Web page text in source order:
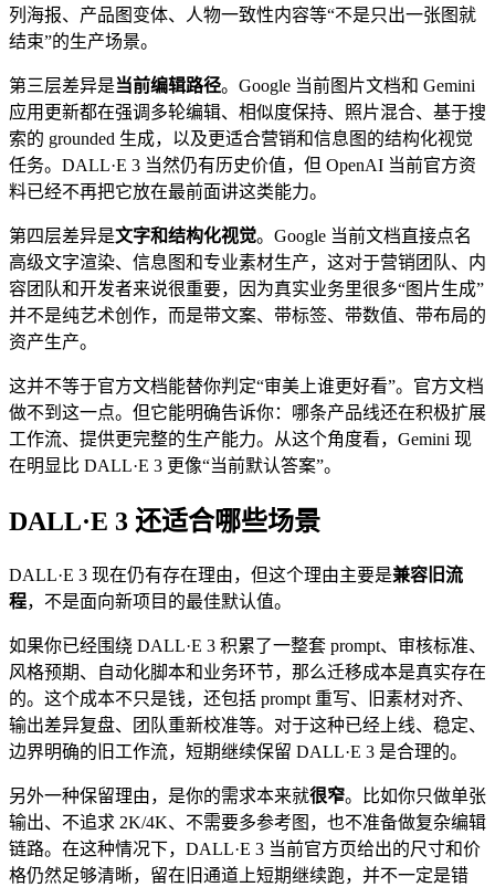
列海报、产品图变体、人物一致性内容等“不是只出一张图就
结束”的生产场景。
第三层差异是当前编辑路径。Google 当前图片文档和 Gemini
应用更新都在强调多轮编辑、相似度保持、照片混合、基于搜
索的 grounded 生成，以及更适合营销和信息图的结构化视觉
任务。DALL·E 3 当然仍有历史价值，但 OpenAI 当前官方资
料已经不再把它放在最前面讲这类能力。
第四层差异是文字和结构化视觉。Google 当前文档直接点名
高级文字渲染、信息图和专业素材生产，这对于营销团队、内
容团队和开发者来说很重要，因为真实业务里很多“图片生成”
并不是纯艺术创作，而是带文案、带标签、带数值、带布局的
资产生产。
这并不等于官方文档能替你判定“审美上谁更好看”。官方文档
做不到这一点。但它能明确告诉你：哪条产品线还在积极扩展
工作流、提供更完整的生产能力。从这个角度看，Gemini 现
在明显比 DALL·E 3 更像“当前默认答案”。
DALL·E 3 还适合哪些场景
DALL·E 3 现在仍有存在理由，但这个理由主要是兼容旧流
程，不是面向新项目的最佳默认值。
如果你已经围绕 DALL·E 3 积累了一整套 prompt、审核标准、
风格预期、自动化脚本和业务环节，那么迁移成本是真实存在
的。这个成本不只是钱，还包括 prompt 重写、旧素材对齐、
输出差异复盘、团队重新校准等。对于这种已经上线、稳定、
边界明确的旧工作流，短期继续保留 DALL·E 3 是合理的。
另外一种保留理由，是你的需求本来就很窄。比如你只做单张
输出、不追求 2K/4K、不需要多参考图，也不准备做复杂编辑
链路。在这种情况下，DALL·E 3 当前官方页给出的尺寸和价
格仍然足够清晰，留在旧通道上短期继续跑，并不一定是错